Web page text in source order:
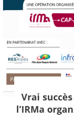
Vrai
l’IRMa